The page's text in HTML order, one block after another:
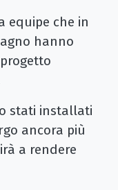
equipe che in
hanno
stati installati
ancora più
a rendere